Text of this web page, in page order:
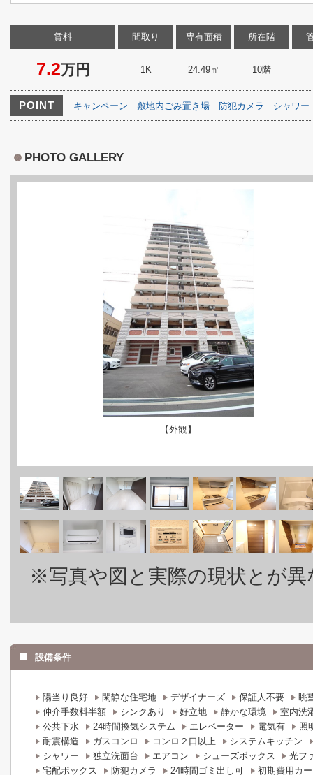
賃料
7.2万円
間取り
1K
専有面積
24.49㎡
所在階
10階
POINT キャンペーン 敷地内ごみ置き場 防犯カメラ シャワー
PHOTO GALLERY
【外観】
※写真や図と実際の現状とが
設備条件
陽当り良好 閑静な住宅地 デザイナーズ 保証人不要
眺
仲介手数料半額
シンクあり 好立地 静かな環境
室内洗
公共下水
24時間換気システム エレベーター 電気有
照
耐震構造
ガスコンロ コンロ２口以上
システムキッチン
シャワー
独立洗面台 エアコン シューズボックス
光フ
宅配ボックス
防犯カメラ 24時間ゴミ出し可 初期費用カ